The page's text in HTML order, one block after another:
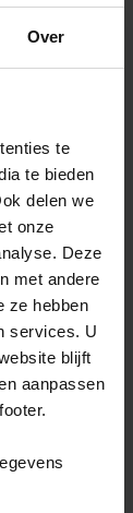
Over
te
te bieden
delen we
onze
Deze
met andere
ze hebben
services. U
blijft
aanpassen